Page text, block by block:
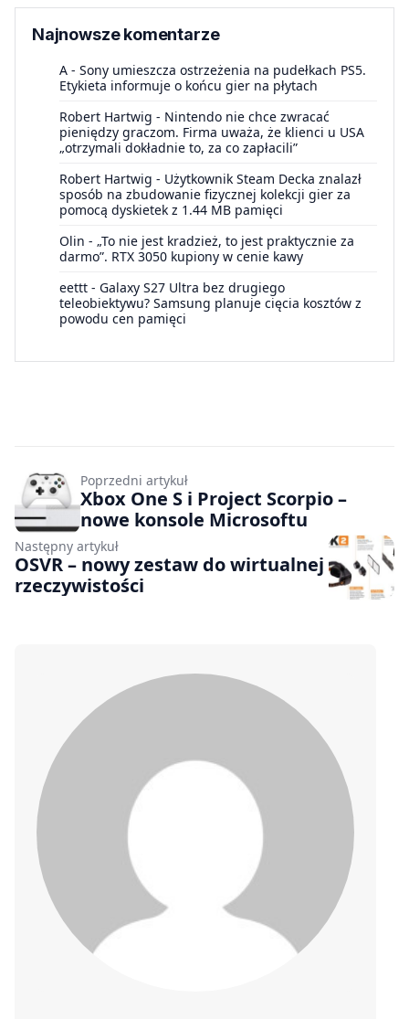
Najnowsze komentarze
A - Sony umieszcza ostrzeżenia na pudełkach PS5.
Etykieta informuje o końcu gier na płytach
Robert Hartwig - Nintendo nie chce zwracać
pieniędzy graczom. Firma uważa, że klienci u USA
„otrzymali dokładnie to, za co zapłacili”
Robert Hartwig - Użytkownik Steam Decka znalazł
sposób na zbudowanie fizycznej kolekcji gier za
pomocą dyskietek z 1.44 MB pamięci
Olin - „To nie jest kradzież, to jest praktycznie za
darmo”. RTX 3050 kupiony w cenie kawy
eettt - Galaxy S27 Ultra bez drugiego
teleobiektywu? Samsung planuje cięcia kosztów z
powodu cen pamięci
Poprzedni artykuł
Xbox One S i Project Scorpio –
nowe konsole Microsoftu
Następny artykuł
OSVR – nowy zestaw do wirtualnej
rzeczywistości